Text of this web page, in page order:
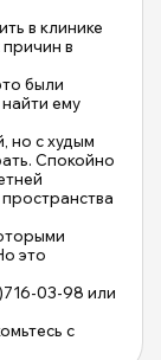
в клинике
в
были
ему
но с худым
Спокойно
это
03-98 или
с